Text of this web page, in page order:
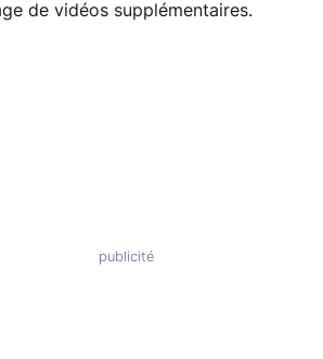
de vidéos supplémentaires.